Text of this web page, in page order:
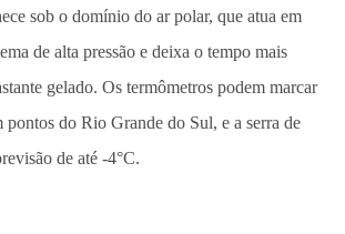
sob o domínio do ar polar, que atua em
de alta pressão e deixa o tempo mais
gelado. Os termômetros podem marcar
pontos do Rio Grande do Sul, e a serra de
de até -4°C.